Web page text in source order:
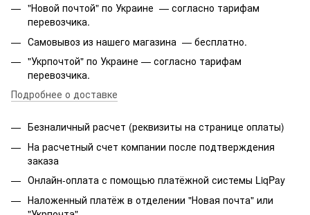
"Новой почтой" по Украине — согласно тарифам
перевозчика.
Самовывоз из нашего магазина — бесплатно.
"Укрпочтой" по Украине — согласно тарифам
перевозчика.
Подробнее о доставке
Безналичный расчет (реквизиты на странице оплаты)
На расчетный счет компании после подтверждения
заказа
Онлайн-оплата с помощью платёжной системы LiqPay
Наложенный платёж в отделении "Новая почта" или